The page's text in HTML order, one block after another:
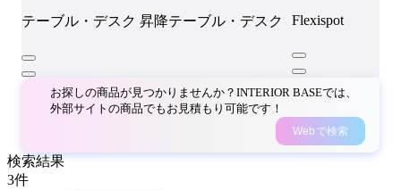
テーブル・デスク 昇降テーブル・デスク Flexispot
お探しの商品が見つかりませんか？INTERIOR BASEでは、
外部サイトの商品でもお見積もり可能です！
Webで検索
検索結果
3件